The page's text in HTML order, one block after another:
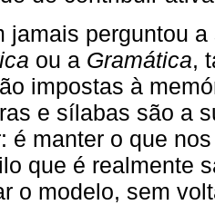
jamais perguntou
ou a Gramática,
impostas à
e sílabas são a
é manter o que
que é realmente
o modelo, sem